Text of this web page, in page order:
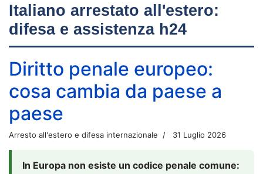
Italiano arrestato all'estero:
difesa e assistenza h24
Diritto penale europeo:
cosa cambia da paese a
paese
Arresto all'estero e difesa internazionale 31 Luglio 2026
In Europa non esiste un codice penale comune: